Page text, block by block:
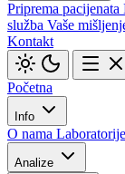
Priprema pacijenata
služba Vaše
Kontakt
Početna
Info
O nama Laboratorije
Analize